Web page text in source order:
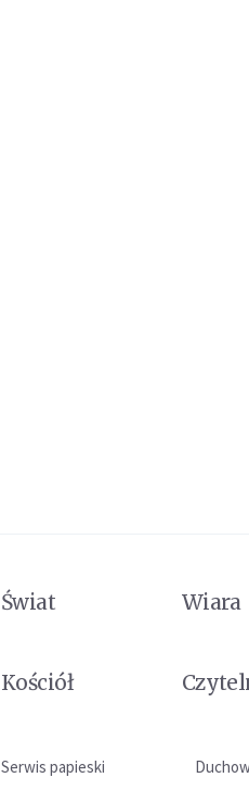
Świat Wiara
Kościół
Serwis papieski